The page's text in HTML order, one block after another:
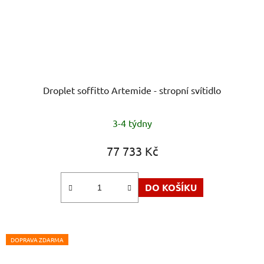
Droplet soffitto Artemide - stropní svítidlo
hodnocení
produktu
5,0
3-4 týdny
77 733 Kč
DO KOŠÍKU
DOPRAVA ZDARMA